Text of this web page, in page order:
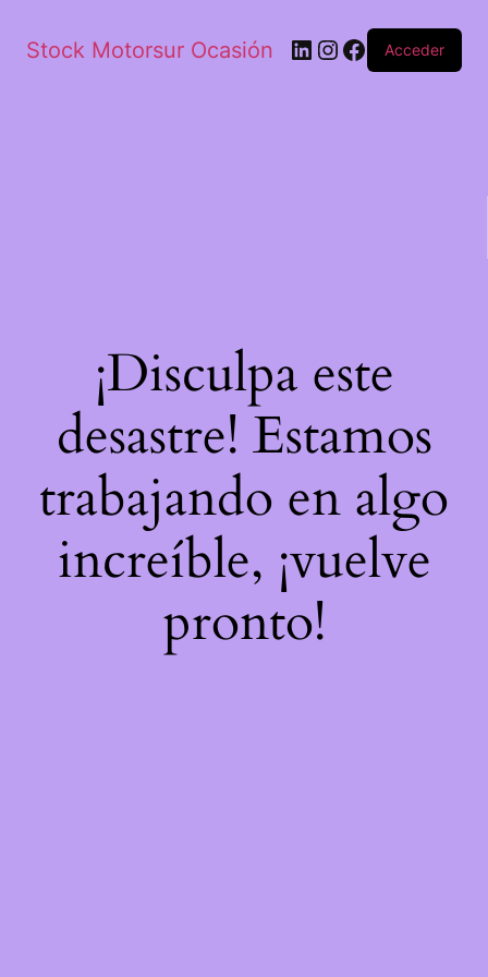
Stock Motorsur Ocasión Acceder
¡Disculpa este
desastre! Estamos
trabajando en algo
increíble, ¡vuelve
pronto!